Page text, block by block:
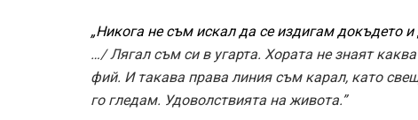
„Никога не съм искал да се издигам докъдето
…/ Лягал съм си в угарта. Хората не знаят
фий. И такава права линия съм карал, като
го гледам. Удоволствията на живота.”